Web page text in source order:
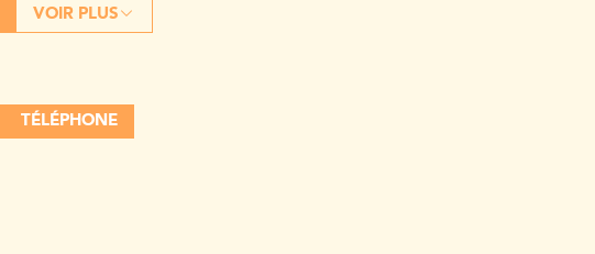
VOIR PLUS
TÉLÉPHONE